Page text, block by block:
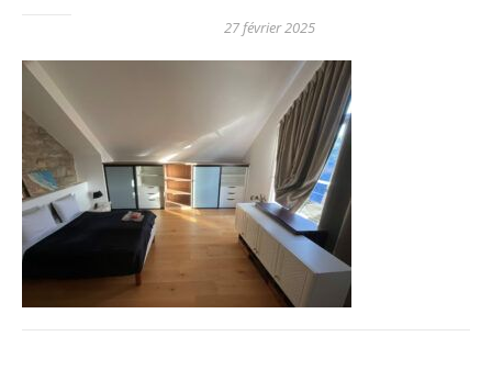
27 février 2025